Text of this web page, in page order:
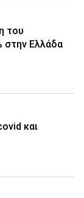
του
στην Ελλάδα
και